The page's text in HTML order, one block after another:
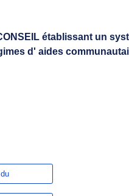
établissant un
d' aides